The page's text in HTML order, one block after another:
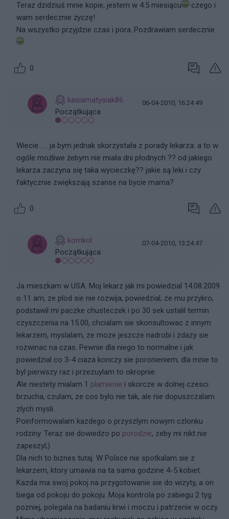
Teraz dzidziuś mnie kopie, jestem w 4.5 miesiącu
czego i
wam serdecznie życzę!
Na wszystko przyjdzie czas i pora..Pozdrawiam serdecznie
0
kasiamatysiak86
Początkująca
06-04-2010, 16:24:49
Wiecie...... ja bym jednak skorzystała z porady lekarza. a to w
ogóle możliwe żebym nie miała dni płodnych ?? od jakiego
lekarza zaczyna się taka wycieczkę?? jakie są leki i czy
faktycznie zwiększają szanse na bycie mama?
0
komkol
Początkująca
07-04-2010, 13:24:47
Ja mieszkam w USA. Moj lekarz jak mi powiedzial 14.08.2009
o 11 am, ze plod sie nie rozwija, powiedzial, ze mu przykro,
podstawil mi paczke chusteczek i po 30 sek ustalil termin
czyszczenia na 15.00, chcialam sie skonsultowac z innym
lekarzem, myslalam, ze moze jeszcze nadrobi i zdazy sie
rozwinac na czas. Pewnie dla niego to normalne i jak
powiedzial co 3-4 ciaza konczy sie poronieniem; dla mnie to
byl pierwszy raz i przezuylam to okropnie.
Ale niestety mialam 1 plamienie i skorcze w dolnej czesci
brzucha, czulam, ze cos bylo nie tak, ale nie dopuszczalam
zlych mysli.
Poinformowalam kazdego o przyszlym nowym czlonku
rodziny. Teraz sie dowiedzo po porodzie, zeby mi nikt nie
zapeszyl;)
Dla nich to biznes tutaj. W Polsce nie spotkalam sie z
lekarzem, ktory umawia na ta sama godzine 4-5 kobiet.
Kazda ma swoj pokoj na przygotowanie sie do wizyty, a on
biega od pokoju do pokoju. Moja kontrola po zabiegu 2 tyg
pozniej, polegala na badaniu krwi i moczu i patrzenie w oczy.